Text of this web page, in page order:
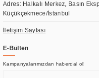
Adres: Halkalı Merkez, Basın
Küçükçekmece/İstanbul
İletişim Sayfası
E-Bülten
Kampanyalarımızdan haberdal ol!